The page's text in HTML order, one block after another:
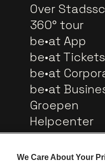
Over
360° tour
be•at App
be•at Tickets
be•at
be•at
Groepen
Helpcenter
Contact
We Care About Your